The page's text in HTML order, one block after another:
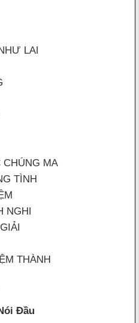
LAI
MA
TÌNH
NGHI
THÀNH
Đầu